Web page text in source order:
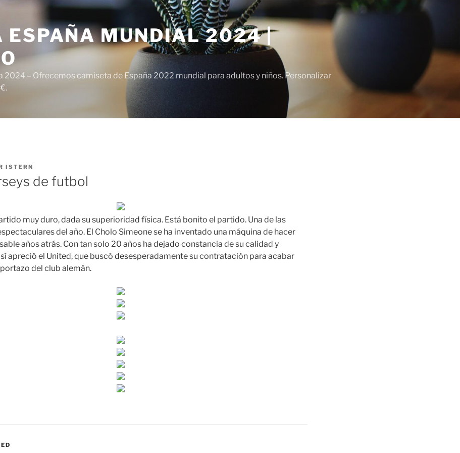
ESPAÑA MUNDIAL 2024 |
2024 – Ofrecemos camiseta de España 2022 mundial para adultos y niños. Personalizar
ISTERN
de futbol
muy duro, dada su superioridad física. Está bonito el partido. Una de las
del año. El Cholo Simeone se ha inventado una máquina de hacer
años atrás. Con tan solo 20 años ha dejado constancia de su calidad y
apreció el United, que buscó desesperadamente su contratación para acabar
del club alemán.